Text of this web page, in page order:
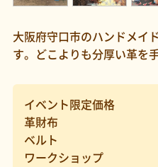
大阪府守口市のハンドメイ
す。どこよりも分厚い革を
イベント限定価格
革財布
ベルト
ワークショップ